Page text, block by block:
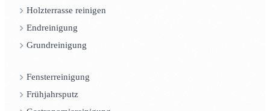
Holzterrasse reinigen
Endreinigung
Grundreinigung
Fensterreinigung
Frühjahrsputz